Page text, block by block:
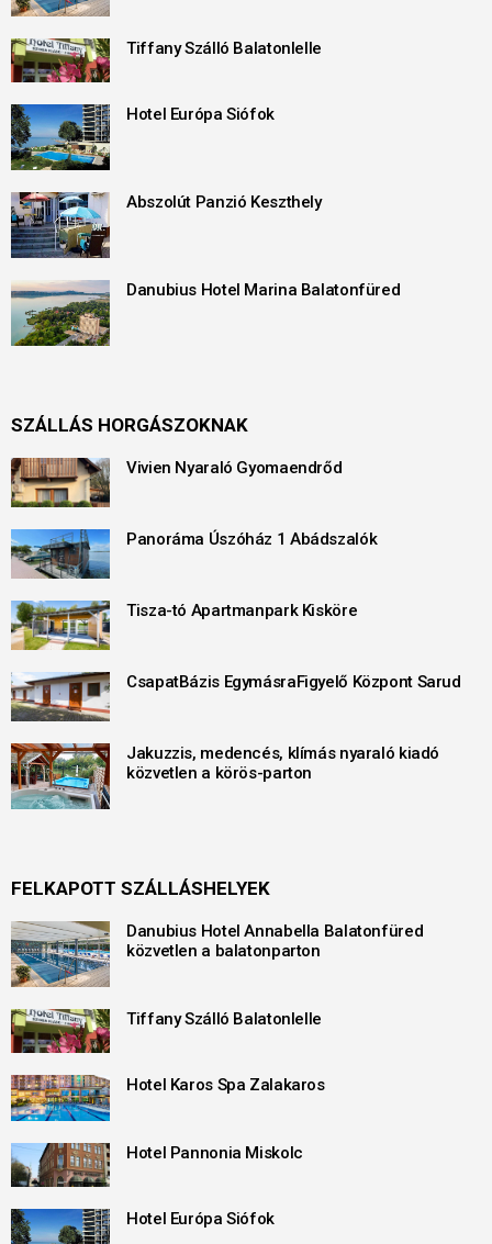
Tiffany Szálló Balatonlelle
Hotel Európa Siófok
Abszolút Panzió Keszthely
Danubius Hotel Marina Balatonfüred
SZÁLLÁS HORGÁSZOKNAK
Vivien Nyaraló Gyomaendrőd
Panoráma Úszóház 1 Abádszalók
Tisza-tó Apartmanpark Kisköre
CsapatBázis EgymásraFigyelő Központ Sarud
Jakuzzis, medencés, klímás nyaraló kiadó
közvetlen a körös-parton
FELKAPOTT SZÁLLÁSHELYEK
Danubius Hotel Annabella Balatonfüred
közvetlen a balatonparton
Tiffany Szálló Balatonlelle
Hotel Karos Spa Zalakaros
Hotel Pannonia Miskolc
Hotel Európa Siófok